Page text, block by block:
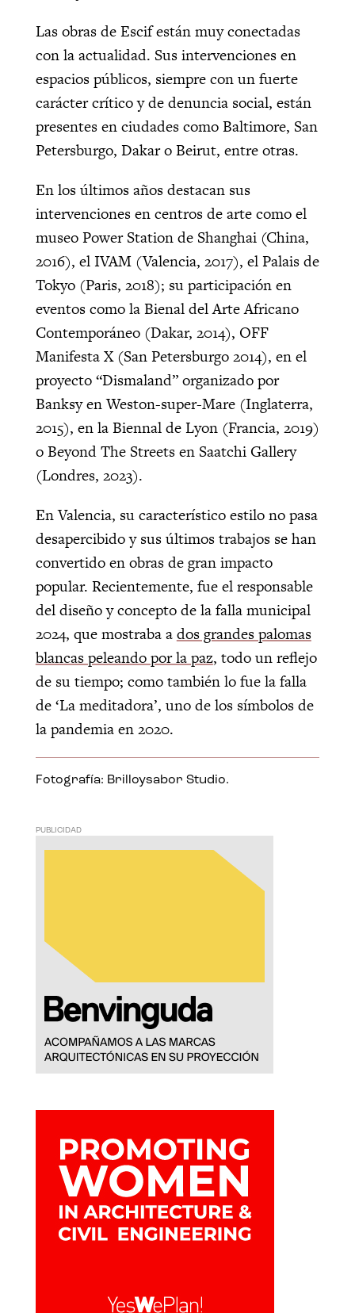
Las obras de Escif están muy conectadas
con la actualidad. Sus intervenciones en
espacios públicos, siempre con un fuerte
carácter crítico y de denuncia social, están
presentes en ciudades como Baltimore, San
Petersburgo, Dakar o Beirut, entre otras.
En los últimos años destacan sus
intervenciones en centros de arte como el
museo Power Station de Shanghai (China,
2016), el IVAM (Valencia, 2017), el Palais de
Tokyo (Paris, 2018); su participación en
eventos como la Bienal del Arte Africano
Contemporáneo (Dakar, 2014), OFF
Manifesta X (San Petersburgo 2014), en el
proyecto “Dismaland” organizado por
Banksy en Weston-super-Mare (Inglaterra,
2015), en la Biennal de Lyon (Francia, 2019)
o Beyond The Streets en Saatchi Gallery
(Londres, 2023).
En Valencia, su característico estilo no pasa
desapercibido y sus últimos trabajos se han
convertido en obras de gran impacto
popular. Recientemente, fue el responsable
del diseño y concepto de la falla municipal
2024, que mostraba ados grandes palomas
blancas peleando por la paz, todo un reflejo
de su tiempo; como también lo fue la falla
de ‘La meditadora’, uno de los símbolos de
la pandemia en 2020.
Fotografía: Brilloysabor Studio.
PUBLICIDAD